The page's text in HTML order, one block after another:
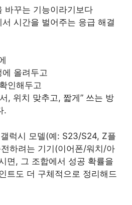
바꾸는 기능이라기보다
시간을 벌어주는 응급 해결
올려두고
인해두고
, 위치 맞추고, 짧게” 쓰는 방
.
럭시 모델(예: S23/S24, Z플
하려는 기기(이어폰/워치/아
면, 그 조합에서 성공 확률을
트도 더 구체적으로 정리해드